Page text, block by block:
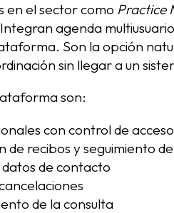
en el sector como Practice
agenda
Son la opción
sin llegar a un
son:
con control de
de recibos y seguimiento
de contacto
de la consulta